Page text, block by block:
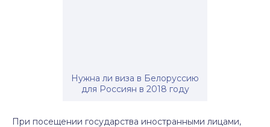
Нужна ли виза в Белоруссию
для Россиян в 2018 году
При посещении государства иностранными лицами,